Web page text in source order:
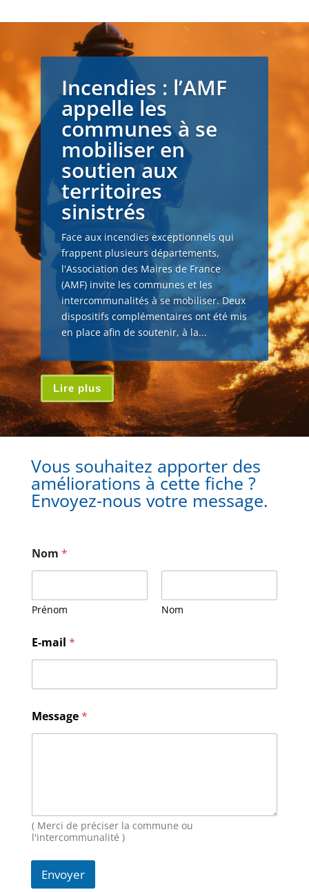
Incendies : l’AMF
appelle les
communes à se
mobiliser en
soutien aux
territoires
sinistrés
Face aux incendies exceptionnels qui
frappent plusieurs départements,
l'Association des Maires de France
(AMF) invite les communes et les
intercommunalités à se mobiliser. Deux
dispositifs complémentaires ont été mis
en place afin de soutenir, à la...
Lire plus
Vous souhaitez apporter des
améliorations à cette fiche ?
Envoyez-nous votre message.
Nom *
Prénom Nom
E-mail *
e
s
m
E
m
Message*
( Merci de préciser la commune ou
l'intercommunalité )
Envoyer